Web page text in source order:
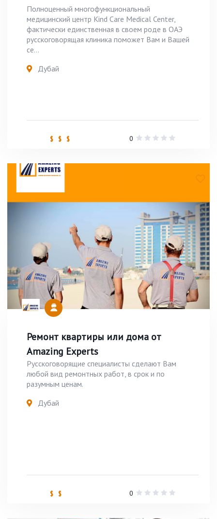
Полноценный многофункциональный
медицинский центр Kind Care Medical Center,
фактически единственная в своем роде в ОАЭ
русскоговорящая клиника поможет Вам и Вашей
се...
Дубай
$ $ $ 0
Ремонт квартиры или дома от
Amazing Experts
Русскоговорящие специалисты сделают Вам
любой вид ремонтных работ, в срок и по
разумным ценам.
Дубай
$ $ 0